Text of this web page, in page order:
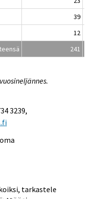
39
12
241
3239,
tarkastele